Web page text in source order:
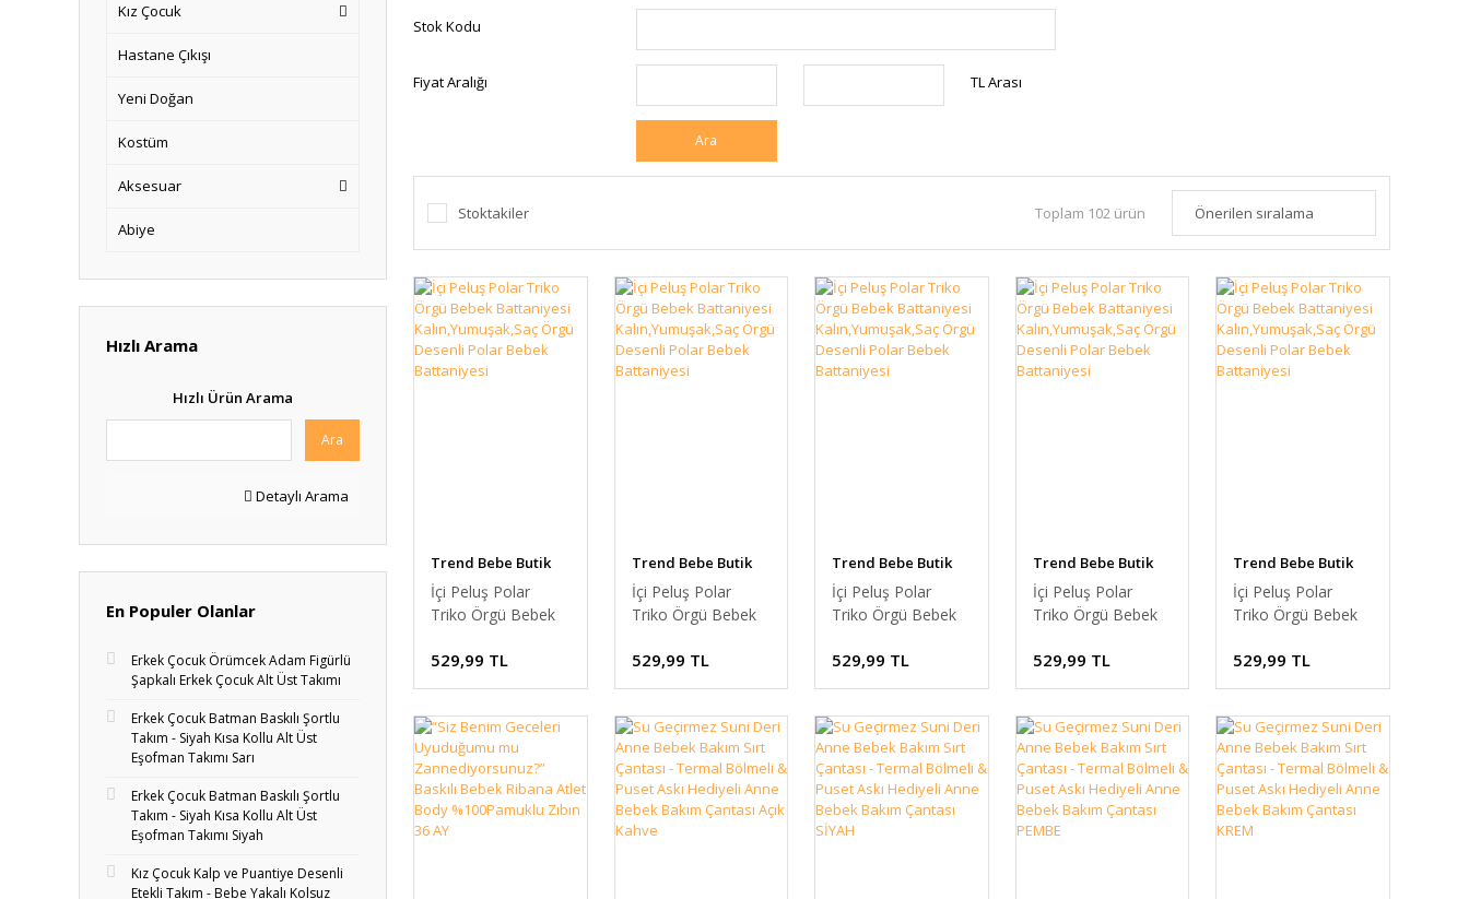
Kız Çocuk
Hastane Çıkışı
Yeni Doğan
Kostüm
Aksesuar
Abiye
Hızlı Arama
Hızlı Ürün Arama
Ara
Detaylı Arama
En Populer Olanlar
Erkek Çocuk Örümcek Adam Figürlü
Şapkalı Erkek Çocuk Alt Üst Takımı
Erkek Çocuk Batman Baskılı Şortlu
Takım - Siyah Kısa Kollu Alt Üst
Eşofman Takımı Sarı
Erkek Çocuk Batman Baskılı Şortlu
Takım - Siyah Kısa Kollu Alt Üst
Eşofman Takımı Siyah
Kız Çocuk Kalp ve Puantiye Desenli
Etekli Takım - Bebe Yakalı Kolsuz
Stok Kodu
Fiyat Aralığı TL Arası
Ara
Stoktakiler Toplam 102 ürün
Trend Bebe Butik
İçi Peluş Polar
Triko Örgü Bebek
Kalın,Yumuşak,Saç
Örgü Desenli Polar
529,99 TL
Trend Bebe Butik
İçi Peluş Polar
Triko Örgü Bebek
Kalın,Yumuşak,Saç
Örgü Desenli Polar
529,99 TL
Trend Bebe Butik
İçi Peluş Polar
Triko Örgü Bebek
Kalın,Yumuşak,Saç
Örgü Desenli Polar
529,99 TL
Trend Bebe Butik
İçi Peluş Polar
Triko Örgü Bebek
Kalın,Yumuşak,Saç
Örgü Desenli Polar
529,99 TL
Trend Bebe Butik
İçi Peluş Polar
Triko Örgü Bebek
Kalın,Yumuşak,Saç
Örgü Desenli Polar
529,99 TL